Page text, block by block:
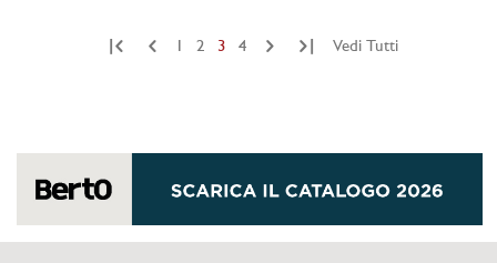
1 2 3 4 Vedi Tutti